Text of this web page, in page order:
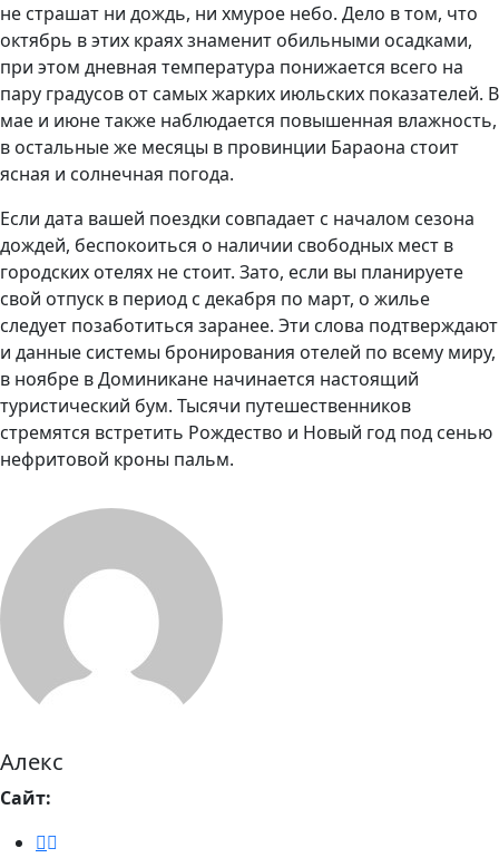
не страшат ни дождь, ни хмурое небо. Дело в том, что
октябрь в этих краях знаменит обильными осадками,
при этом дневная температура понижается всего на
пару градусов от самых жарких июльских показателей. В
мае и июне также наблюдается повышенная влажность,
в остальные же месяцы в провинции Бараона стоит
ясная и солнечная погода.
Если дата вашей поездки совпадает с началом сезона
дождей, беспокоиться о наличии свободных мест в
городских отелях не стоит. Зато, если вы планируете
свой отпуск в период с декабря по март, о жилье
следует позаботиться заранее. Эти слова подтверждают
и данные системы бронирования отелей по всему миру,
в ноябре в Доминикане начинается настоящий
туристический бум. Тысячи путешественников
стремятся встретить Рождество и Новый год под сенью
нефритовой кроны пальм.
Алекс
Сайт: